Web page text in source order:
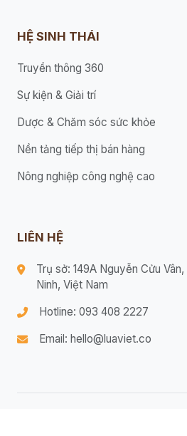
HỆ SINH THÁI
Truyền thông 360
Sự kiện & Giải trí
Dược & Chăm sóc sức khỏe
Nền tảng tiếp thị bán hàng
Nông nghiệp công nghệ cao
LIÊN HỆ
Trụ sở: 149A Nguyễn Cửu
Ninh, Việt Nam
Hotline: 093 408 2227
Email: hello@luaviet.co